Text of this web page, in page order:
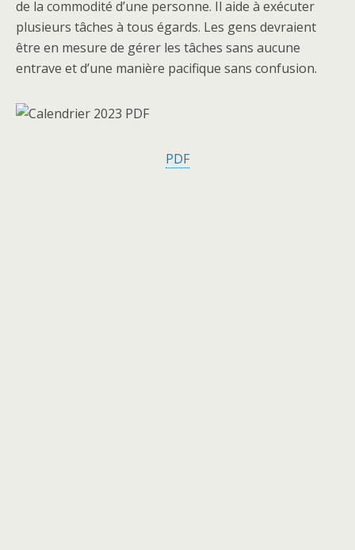
de la commodité d’une personne. Il aide à exécuter
plusieurs tâches à tous égards. Les gens devraient
être en mesure de gérer les tâches sans aucune
entrave et d’une manière pacifique sans confusion.
PDF